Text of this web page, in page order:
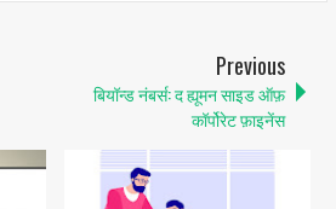
Previous
बियॉन्ड नंबर्स: द ह्यूमन साइड ऑफ़
कॉर्पोरेट फ़ाइनेंस